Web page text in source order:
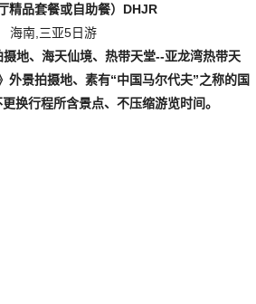
精品套餐或自助餐）DHJR
海南,三亚5日游
摄地、海天仙境、热带天堂--亚龙湾热带天
外景拍摄地、素有“中国马尔代夫”之称的国
换行程所含景点、不压缩游览时间。